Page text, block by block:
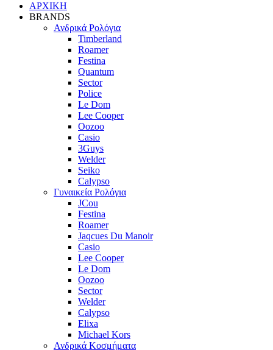
ΑΡΧΙΚΗ
BRANDS
Ανδρικά Ρολόγια
Timberland
Roamer
Festina
Quantum
Sector
Police
Le Dom
Lee Cooper
Oozoo
Casio
3Guys
Welder
Seiko
Calypso
Γυναικεία Ρολόγια
JCou
Festina
Roamer
Jaqcues Du Manoir
Casio
Lee Cooper
Le Dom
Oozoo
Sector
Welder
Calypso
Elixa
Michael Kors
Ανδρικά Κοσμήματα